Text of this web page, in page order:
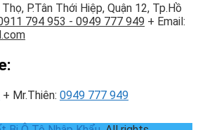
P.Tân Thới Hiệp, Quận 12, Tp.Hồ
794 953 - 0949 777 949 + Email:
+ Mr.Thiên: 0949 777 949